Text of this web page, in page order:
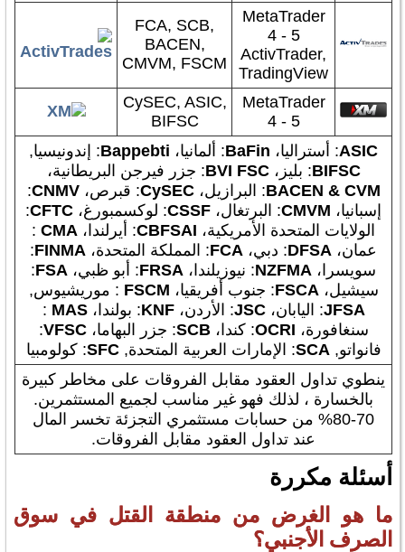
MetaTrader
4 - 5
ActivTrader,
TradingView
FCA, SCB,
BACEN,
CMVM, FSCM
MetaTrader
4 - 5
CySEC, ASIC,
BIFSC
ASIC: أستراليا، BaFin: ألمانيا، Bappebti: إندونيسيا,
BIFSC: بليز،BVI FSC: جزر فيرجن البريطانية،
BACEN & CVM: البرازيل،CySEC: قبرص،CNMV
:
إسبانيا، CMVM: البرتغال، CSSF: لوكسمبورغ، CFTC
:
الولايات المتحدة الأمريكية، CBFSAI: أيرلندا، CMA
:
عمان، DFSA: دبي، FCA: المملكة المتحدة، FINMA
:
سويسرا،
NZFMA : نيوزيلندا، FRSA: أبو ظبي، FSA
:
سيشيل،FSCA: جنوب أفريقيا، FSCM : موريشيوس,
JFSA: اليابان،JSC: الأردن،KNF: بولندا،MAS
:
سنغافورة، OCRI: كندا،SCB: جزر البهاما،VFSC
:
فانواتو,SCA: الإمارات العربية المتحدة,SFC: كولومبيا
ينطوي تداول العقود مقابل الفروقات على مخاطر كبيرة
بالخسارة ، لذلك فهو غير مناسب لجميع المستثمرين.
70-80% من حسابات مستثمري التجزئة تخسر المال
عند تداول العقود مقابل الفروقات.
أسئلة مكررة
ما هو الغرض من منطقة القتل في سوق
الصرف الأجنبي؟